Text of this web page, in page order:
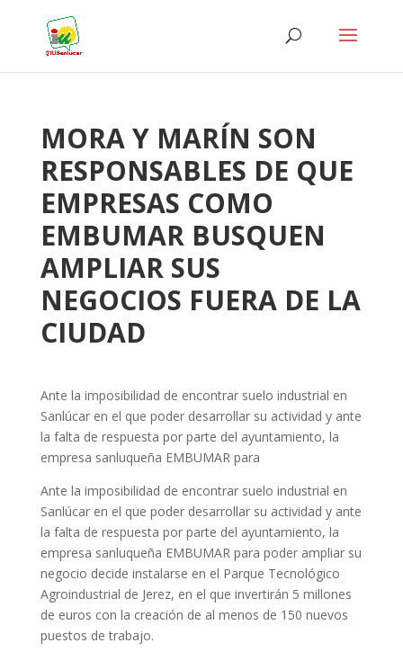
MORA Y MARÍN SON
RESPONSABLES DE QUE
EMPRESAS COMO
EMBUMAR BUSQUEN
AMPLIAR SUS
NEGOCIOS FUERA DE LA
CIUDAD
Ante la imposibilidad de encontrar suelo industrial en
Sanlúcar en el que poder desarrollar su actividad y ante
la falta de respuesta por parte del ayuntamiento, la
empresa sanluqueña EMBUMAR para
Ante la imposibilidad de encontrar suelo industrial en
Sanlúcar en el que poder desarrollar su actividad y ante
la falta de respuesta por parte del ayuntamiento, la
empresa sanluqueña EMBUMAR para poder ampliar su
negocio decide instalarse en el Parque Tecnológico
Agroindustrial de Jerez, en el que invertirán 5 millones
de euros con la creación de al menos de 150 nuevos
puestos de trabajo.